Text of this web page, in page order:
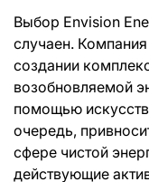
Выбор Envision
случаен.
создании
возобновляемой
помощью
очередь,
сфере чистой
действующие